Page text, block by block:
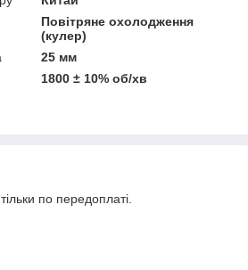
Повітряне охолодження
(кулер)
25 мм
1800 ± 10% об/хв
по передоплаті.